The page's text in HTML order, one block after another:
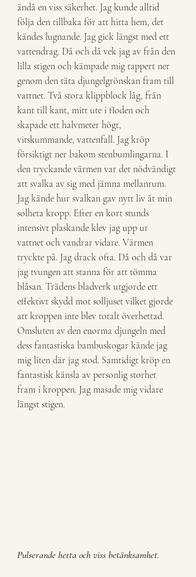
ändå en viss säkerhet. Jag kunde alltid
följa den tillbaka för att hitta hem, det
kändes lugnande. Jag gick längst med ett
vattendrag. Då och då vek jag av från den
lilla stigen och kämpade mig tappert ner
genom den täta djungelgrönskan fram till
vattnet. Två stora klippblock låg, från
kant till kant, mitt ute i floden och
skapade ett halvmeter högt,
vitskummande, vattenfall. Jag kröp
försiktigt ner bakom stenbumlingarna. I
den tryckande värmen var det nödvändigt
att svalka av sig med jämna mellanrum.
Jag kände hur svalkan gav nytt liv åt min
solheta kropp. Efter en kort stunds
intensivt plaskande klev jag upp ur
vattnet och vandrar vidare. Värmen
tryckte på. Jag drack ofta. Då och då var
jag tvungen att stanna för att tömma
blåsan. Trädens bladverk utgjorde ett
effektivt skydd mot solljuset vilket gjorde
att kroppen inte blev totalt överhettad.
Omsluten av den enorma djungeln med
dess fantastiska bambuskogar kände jag
mig liten där jag stod. Samtidigt kröp en
fantastisk känsla av personlig storhet
fram i kroppen. Jag masade mig vidare
längst stigen.
Pulserande hetta och viss betänksamhet.